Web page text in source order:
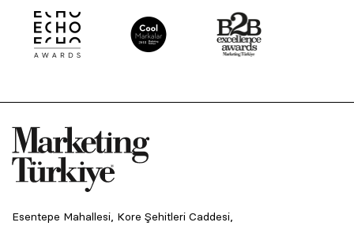
Esentepe Mahallesi, Kore Şehitleri Caddesi,